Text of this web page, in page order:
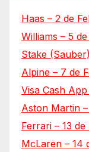
Haas – 2 de
Williams – 5
Stake
Alpine – 7 de
Visa Cash
Aston Martin
Ferrari – 13
McLaren – 14